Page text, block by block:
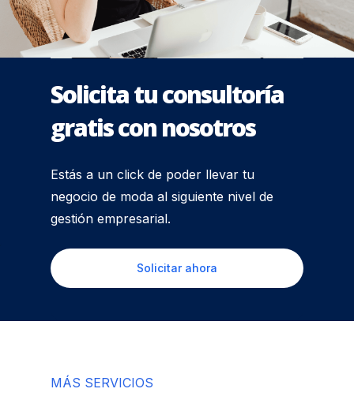
Solicita tu consultoría
gratis con nosotros
Estás a un click de poder llevar tu
negocio de moda al siguiente nivel de
gestión empresarial.
Solicitar ahora
MÁS SERVICIOS